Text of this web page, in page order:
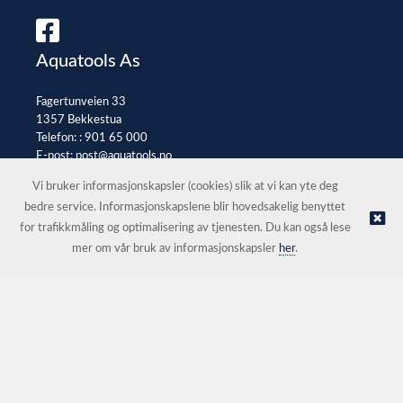
Aquatools As
Fagertunveien 33
1357 Bekkestua
Telefon: : 901 65 000
E-post:post@aquatools.no
© Aquatools As |Nettbutikk levert av Kréatif
Vi bruker informasjonskapsler (cookies) slik at vi kan yte deg
bedre service. Informasjonskapslene blir hovedsakelig benyttet
for trafikkmåling og optimalisering av tjenesten. Du kan også lese
mer om vår bruk av informasjonskapsler her.